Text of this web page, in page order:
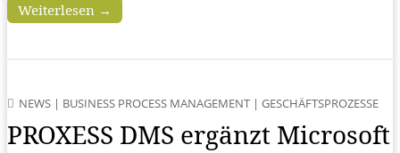
Weiterlesen →
NEWS | BUSINESS PROCESS MANAGEMENT | GESCHÄFTSPROZESSE
PROXESS DMS ergänzt Microsoft